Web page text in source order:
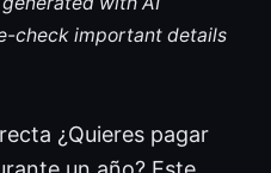
check important details
¿Quieres pagar